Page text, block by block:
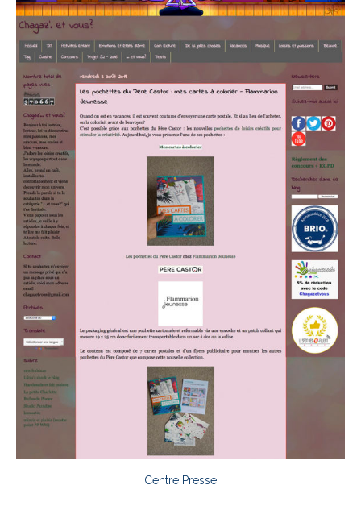
Centre Presse